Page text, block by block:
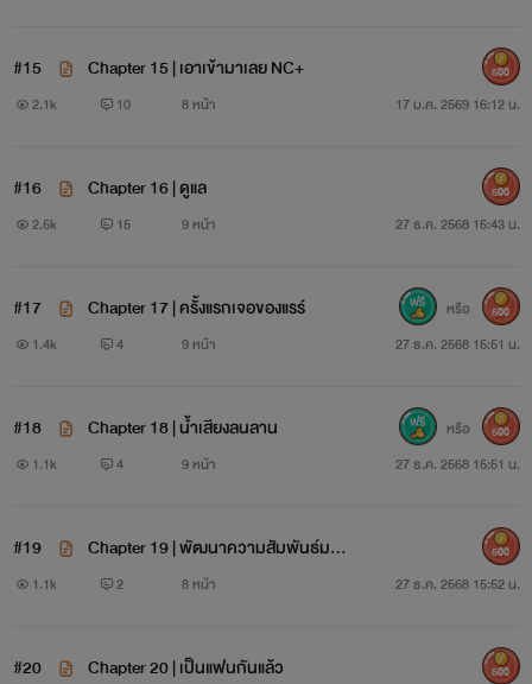
#15 Chapter 15 | เอาเข้ามาเลย NC+
2.1k 10 8 หน้า 17 ม.ค. 2569 16:12 น.
500
#16 Chapter 16 | ดูแล
2.5k 15 9 หน้า 27 ธ.ค. 2568 15:43 น.
500
#17 Chapter 17 | ครั้งแรกเจอของแรร์
1.4k 4 9 หน้า 27 ธ.ค. 2568 15:51 น.
หรือ 500
#18 Chapter 18 | น้ำเสียงลนลาน
1.1k 4 9 หน้า 27 ธ.ค. 2568 15:51 น.
หรือ 500
#19
Chapter 19 | พัฒนาความสัมพันธ์มาก
ยิ่งขึ้น
1.1k 2 8 หน้า 27 ธ.ค. 2568 15:52 น.
500
#20 Chapter 20 | เป็นแฟนกันแล้ว 500